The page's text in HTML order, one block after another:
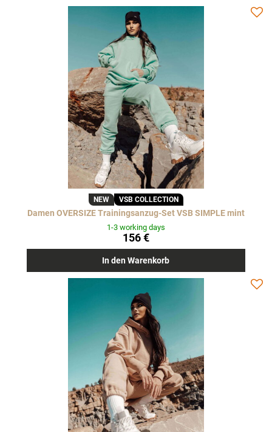
NEW VSB COLLECTION
Damen OVERSIZE Trainingsanzug-Set VSB SIMPLE mint
1-3 working days
156 €
In den Warenkorb